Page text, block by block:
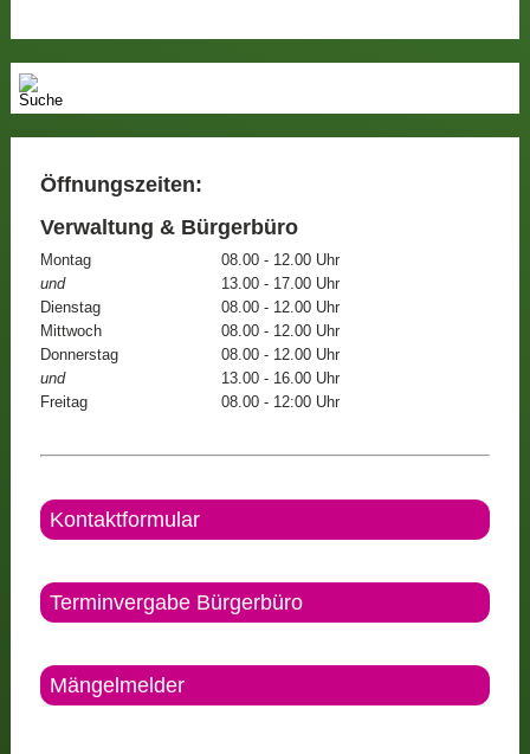
Öffnungszeiten:
Verwaltung & Bürgerbüro
Montag
08.00 - 12.00 Uhr
und
13.00 - 17.00 Uhr
Dienstag
08.00 - 12.00 Uhr
Mittwoch
08.00 - 12.00 Uhr
Donnerstag
08.00 - 12.00 Uhr
und
13.00 - 16.00 Uhr
Freitag
08.00 - 12:00 Uhr
Kontaktformular
Terminvergabe Bürgerbüro
Mängelmelder